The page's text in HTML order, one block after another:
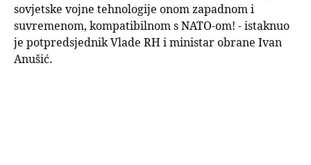
sovjetske vojne tehnologije onom zapadnom i
suvremenom, kompatibilnom s NATO-om! - istaknuo
je potpredsjednik Vlade RH i ministar obrane Ivan
Anušić.